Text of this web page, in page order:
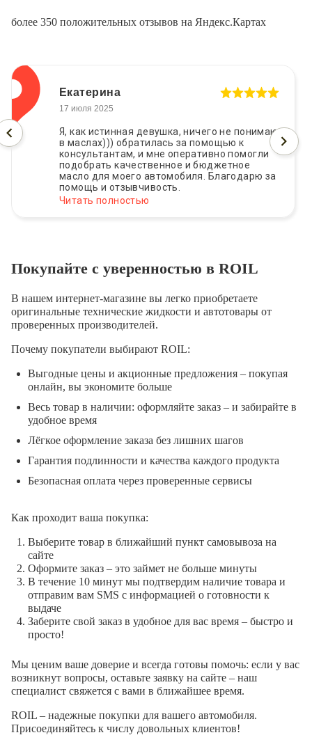
более 350 положительных отзывов на Яндекс.Картах
не понимаю
к
помогли
Благодарю за
Алексей Погонышев
Заправил кондиционер все
Мастер сделал
выяснил что тормозная
Сразу поменял, удобно.
жидкосями теперь только к
Читать полностью
Покупайте с уверенностью в ROIL
В нашем интернет-магазине вы легко приобретаете
оригинальные технические жидкости и автотовары от
проверенных производителей.
Почему покупатели выбирают ROIL:
Выгодные цены и акционные предложения – покупая
онлайн, вы экономите больше
Весь товар в наличии: оформляйте заказ – и забирайте в
удобное время
Лёгкое оформление заказа без лишних шагов
Гарантия подлинности и качества каждого продукта
Безопасная оплата через проверенные сервисы
Как проходит ваша покупка:
Выберите товар в ближайший пункт самовывоза на
сайте
Оформите заказ – это займет не больше минуты
В течение 10 минут мы подтвердим наличие товара и
отправим вам SMS с информацией о готовности к
выдаче
Заберите свой заказ в удобное для вас время – быстро и
просто!
Мы ценим ваше доверие и всегда готовы помочь: если у вас
возникнут вопросы, оставьте заявку на сайте – наш
специалист свяжется с вами в ближайшее время.
ROIL – надежные покупки для вашего автомобиля.
Присоединяйтесь к числу довольных клиентов!